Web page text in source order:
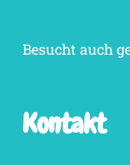
Besucht auch
Kontakt